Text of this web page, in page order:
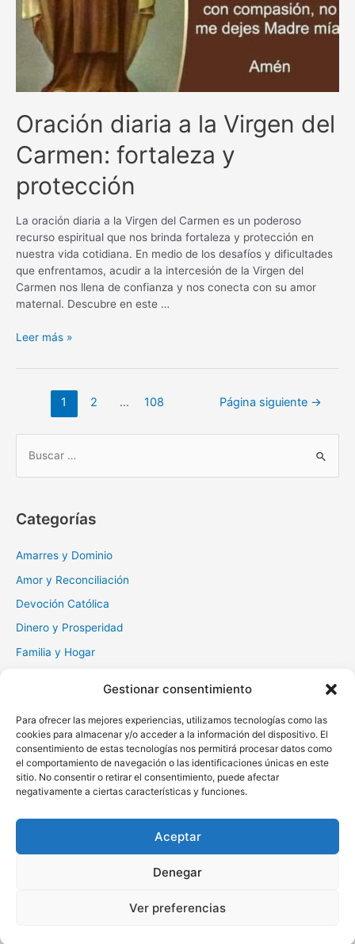
Gestionar consentimiento
Para ofrecer las mejores experiencias, utilizamos tecnologías como las
cookies para almacenar y/o acceder a la información del dispositivo. El
consentimiento de estas tecnologías nos permitirá procesar datos como
el comportamiento de navegación o las identificaciones únicas en este
sitio. No consentir o retirar el consentimiento, puede afectar
negativamente a ciertas características y funciones.
Aceptar
Denegar
Ver preferencias
Oración diaria a la Virgen del
Carmen: fortaleza y
protección
La oración diaria a la Virgen del Carmen es un poderoso
recurso espiritual que nos brinda fortaleza y protección en
nuestra vida cotidiana. En medio de los desafíos y dificultades
que enfrentamos, acudir a la intercesión de la Virgen del
Carmen nos llena de confianza y nos conecta con su amor
maternal. Descubre en este …
Oración
a
Carmen:
fortaleza
Leer más »
Navegación
1 2 … 108 Página siguiente →
r
Categorías
Amarres y Dominio
Amor y Reconciliación
Devoción Católica
Dinero y Prosperidad
Familia y Hogar
Muerte y Difuntos
Oraciones Diarias
Otras
Protección y Liberación
Salud y Sanación
WordPress